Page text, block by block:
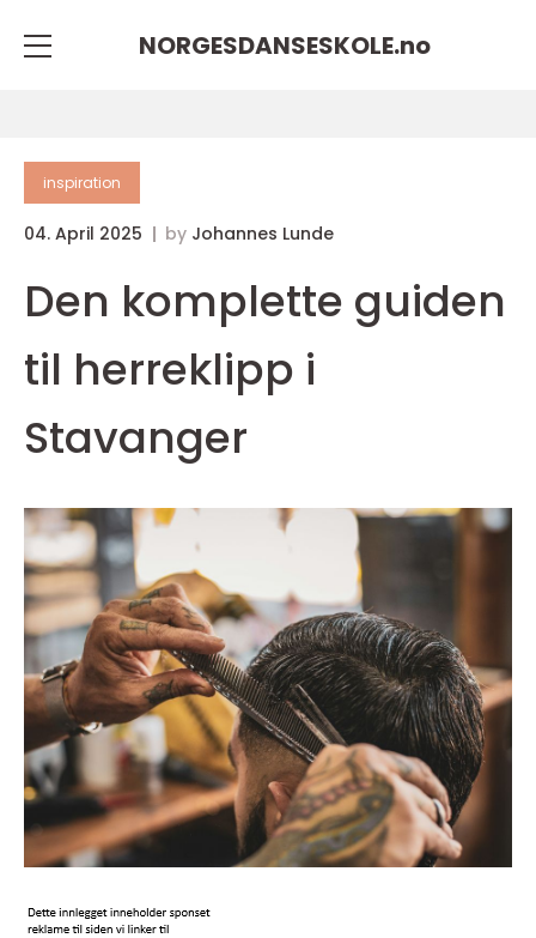
NORGESDANSESKOLE.no
inspiration
04. April 2025 by Johannes Lunde
Den komplette guiden
til herreklipp i
Stavanger